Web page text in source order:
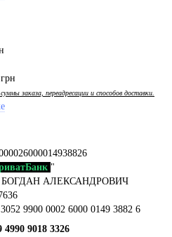
заказа, переадресации и способов доставки.
"
АЛЕКСАНДРОВИЧ
9900 0002 6000 0149 3882 6
4990 9018 3326